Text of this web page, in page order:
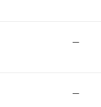
—
—